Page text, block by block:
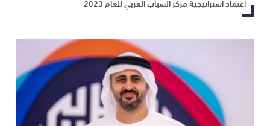
اعتماد استراتيجية مركز الشباب العربي للعام 2023